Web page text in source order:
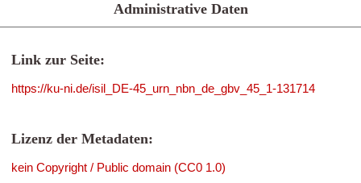
Administrative Daten
Link zur Seite:
https://ku-ni.de/isil_DE-45_urn_nbn_de_gbv_45_1-131714
Lizenz der Metadaten:
kein Copyright / Public domain (CC0 1.0)